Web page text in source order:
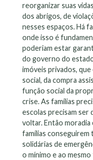
reorganizar suas
dos abrigos, de
nesses espaços. Há
onde isso é
poderiam estar
do governo do
imóveis privados,
social, da compra
função social da
crise. As famílias
escolas precisam ser
voltar. Então moradia
famílias conseguirem
solidárias de
o mínimo e ao